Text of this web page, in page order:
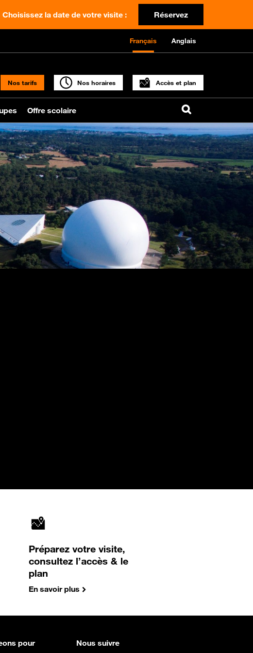
Choisissez la date de votre visite : Réservez
Français Anglais
Nos tarifs Nos horaires Accès et plan
Offre scolaire
Préparez votre visite,
consultez l’accès & le
plan
En savoir plus
pour
Nous suivre